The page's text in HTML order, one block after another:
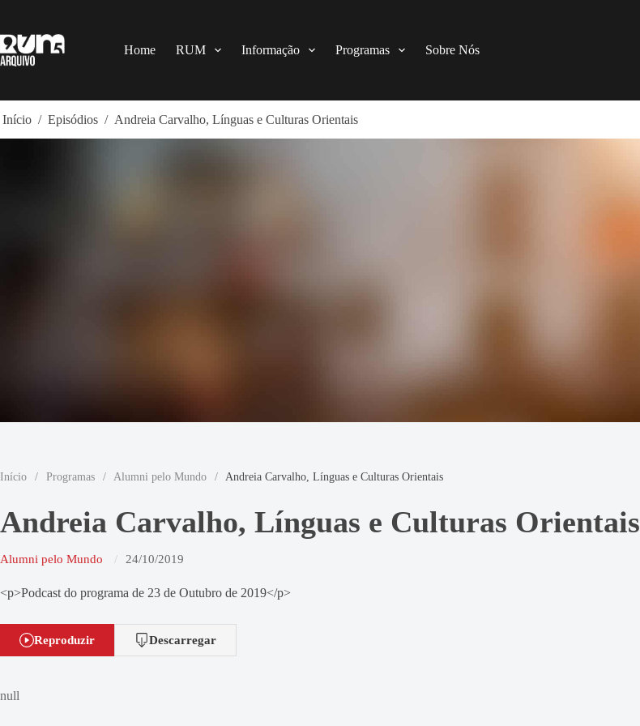
o
conteúdo
Home RUM Informação Programas Sobre Nós
Início / Episódios / Andreia Carvalho, Línguas e Culturas Orientais
Início / Programas / Alumni pelo Mundo / Andreia Carvalho, Línguas e Culturas Orientais
Andreia Carvalho, Línguas e Culturas Orientais
Alumni pelo Mundo 24/10/2019
<p>Podcast do programa de 23 de Outubro de 2019</p>
Reproduzir Descarregar
null